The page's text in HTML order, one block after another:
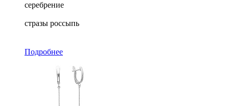
серебрение
стразы россыпь
Подробнее